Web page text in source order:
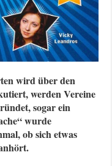
wird über den
werden Vereine
sogar ein
wurde
ob sich etwas